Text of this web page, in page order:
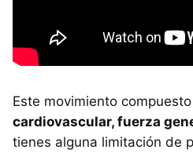
Este movimiento compuesto
cardiovascular, fuerza
tienes alguna limitación de